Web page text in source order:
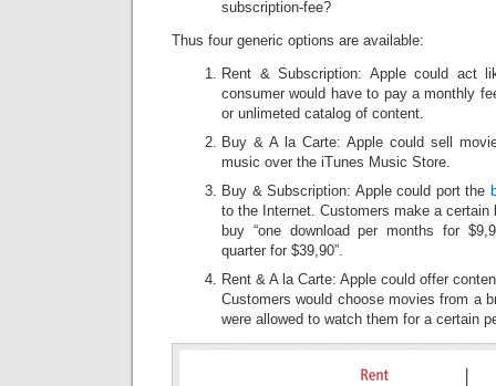
subscription-fee?
Thus four generic options are available:
Rent & Subscription: Apple could act
consumer would have to pay a monthly
or unlimeted catalog of content.
Buy & A la Carte: Apple could sell
music over the iTunes Music Store.
Buy & Subscription: Apple could port the
to the Internet. Customers make a
buy “one download per months for
quarter for $39,90”.
Rent & A la Carte: Apple could offer
Customers would choose movies from a
were allowed to watch them for a certain